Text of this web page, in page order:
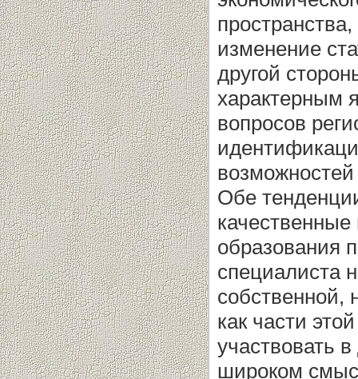
изменение
другой
характерным
вопросов
Обе
образования
специалиста
собственной,
как части
участвовать
широком